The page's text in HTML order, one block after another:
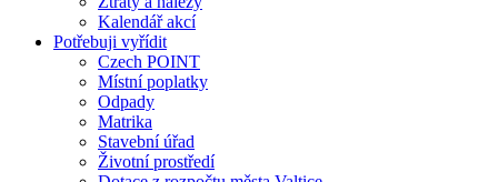
Kalendář akcí
Potřebuji vyřídit
Czech POINT
Místní poplatky
Odpady
Matrika
Stavební úřad
Životní prostředí